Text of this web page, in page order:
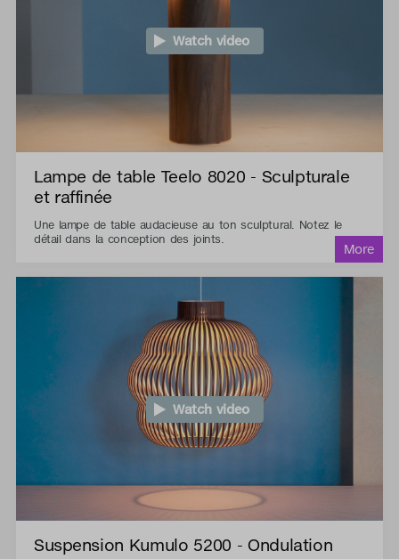
Watch video
Lampe de table Teelo 8020 - Sculpturale
et raffinée
Une lampe de table audacieuse au ton sculptural. Notez le
détail dans la conception des joints.
Watch video
Suspension Kumulo 5200 - Ondulation